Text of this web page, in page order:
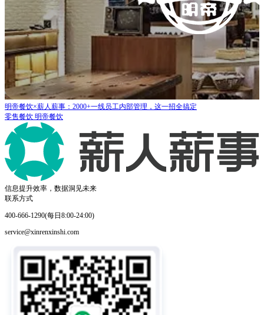
海得控制：横跨30个区域的集团公司，如何实现规范化统一管理！
制造业 海得控制
信息提升效率，数据洞见未来
联系方式
400-666-1290(每日8:00-24:00)
service@xinrenxinshi.com